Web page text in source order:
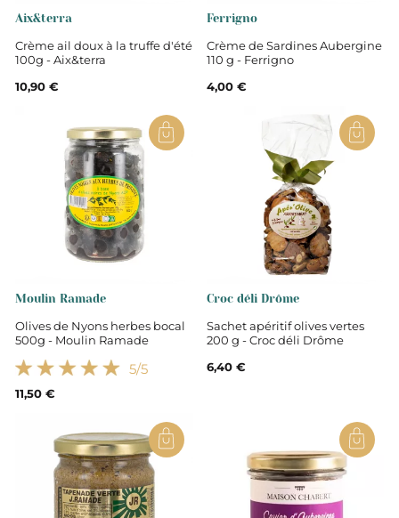
Aix&terra
Crème ail doux à la truffe d'été
100g - Aix&terra
10,90 €
Ferrigno
Crème de Sardines Aubergine
110 g - Ferrigno
4,00 €
Moulin Ramade
Olives de Nyons herbes bocal
500g - Moulin Ramade
5/5
11,50 €
Croc déli Drôme
Sachet apéritif olives vertes
200 g - Croc déli Drôme
6,40 €